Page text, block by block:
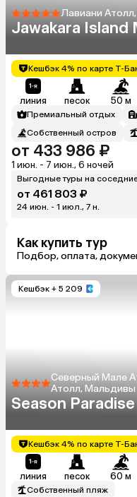
Лавиани
Jawakara Island
Кешбэк 4% по карте Т-
линия песок 50 м
Премиальный отдых
Собственный остров
от 433 986 ₽
1 июн. - 7 июн., 6 ночей
Выгодные туры на
от 461 803 ₽
24 июн. - 1 июл., 7 н.
Как купить тур
Подбор, оплата,
Кешбэк + 5 209
Северный Мале
Атолл, Мальдивы
Season Paradise
Кешбэк 4% по карте Т-
линия песок 60 м
Собственный пляж